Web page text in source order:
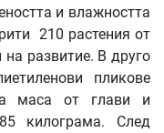
и влажността
210 растения от
развитие. В друго
пликове
маса от глави и
килограма. След